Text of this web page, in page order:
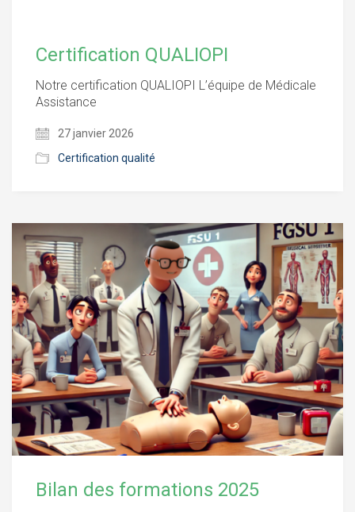
Certification QUALIOPI
Notre certification QUALIOPI L’équipe de Médicale
Assistance
27 janvier 2026
Certification qualité
Bilan des formations 2025